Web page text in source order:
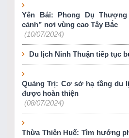
Yên Bái: Phong Dụ
cảnh” nơi vùng cao Tây Bắc
(10/07/2024)
Du lịch Ninh Thuận tiếp tục
Quảng Trị: Cơ sở hạ tầng du
được hoàn thiện
(08/07/2024)
Thừa Thiên Huế: Tìm hướng